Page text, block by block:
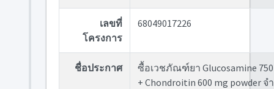
เลขที่
โครงการ
68049017226
ชื่อประกาศ
ซื้อเวชภัณฑ์ยา Glucosamine
+ Chondroitin 600 mg powder จ